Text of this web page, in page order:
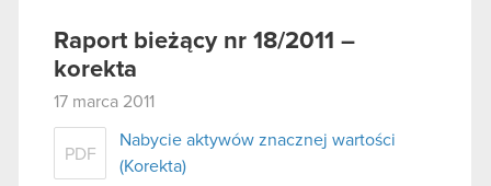
Raport bieżący nr 18/2011 –
korekta
17 marca 2011
PDF
Nabycie aktywów znacznej wartości
(Korekta)